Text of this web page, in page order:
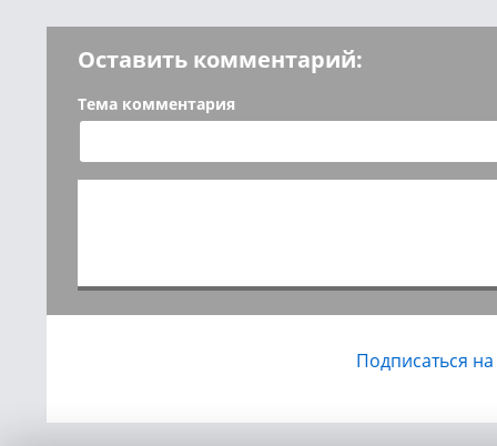
Оставить комментарий:
Тема комментария
Подписаться